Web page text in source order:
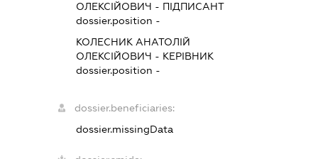
ОЛЕКСІЙОВИЧ - ПІДПИСАНТ
dossier.position -
КОЛЕСНИК АНАТОЛІЙ
ОЛЕКСІЙОВИЧ - КЕРІВНИК
dossier.position -
dossier.beneficiaries:
dossier.missingData